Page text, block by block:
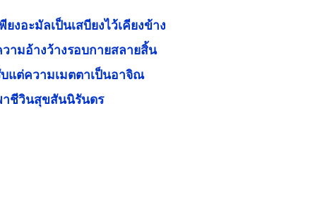
ยงอะมัลเป็นเสบียงไว้เคียงข้าง
ามอ้างว้างรอบกายสลายสิ้น
แต่ความเมตตาเป็นอาจิณ
ชีวินสุขสันนิรันดร